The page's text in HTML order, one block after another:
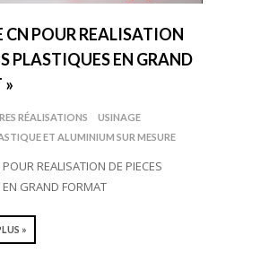
CN POUR REALISATION
PLASTIQUES EN GRAND
»
RÉALISATIONS
USINAGE
ET ALUMINIUM SUR MESURE
REALISATION DE PIECES
GRAND FORMAT
»